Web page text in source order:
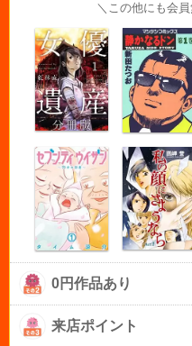
＼この他にも会
0円作品あり
来店ポイント